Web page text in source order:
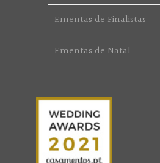
Ementas de Finalistas
Ementas de Natal